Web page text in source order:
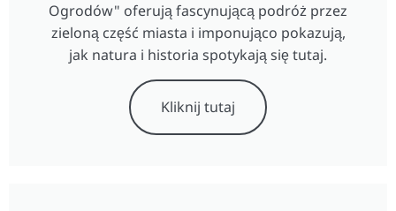
Ogrodów" oferują fascynującą podróż przez
zieloną część miasta i imponująco pokazują,
jak natura i historia spotykają się tutaj.
Kliknij tutaj